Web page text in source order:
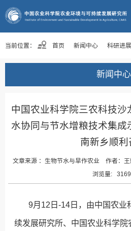
当前位置： 首页 新闻中心 科研进展
新闻中心
中国农业科学院三农科技沙
水协同与节水增粮技术集成
南新乡顺利
文章来源 ：生物节水与旱作农业 作者：
浏览量:
3169
9月12日-14日，由中国农业
续发展研究所、中国农业科学院